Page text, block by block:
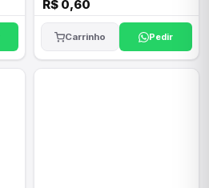
R$ 0,60
Carrinho Pedir